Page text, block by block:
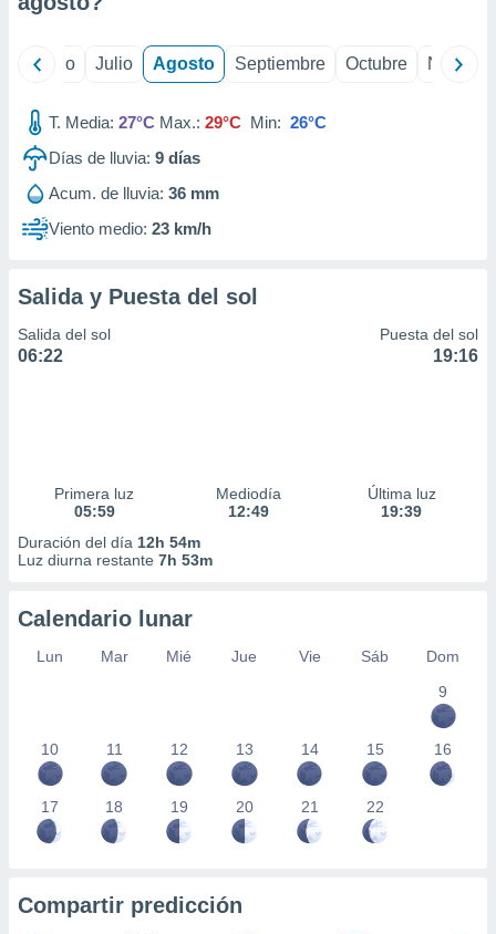
mediante
publicidad
publicidad
1199
Junio Julio Agosto Septiembre Octubre
T. Media: 27°C Max.: 29°C Min: 26°C
Días de lluvia: 9 días
Acum. de lluvia: 36 mm
Viento medio: 23 km/h
Salida y Puesta del sol
Salida del sol
06:22
Puesta del sol
19:16
Primera luz
05:59
Mediodía
12:49
Última luz
19:39
Duración del día 12h 54m
Luz diurna restante 7h 53m
Calendario lunar
Lun Mar Mié Jue Vie Sáb
Dom
9
10 11 12 13 14 15 16
17 18 19 20 21 22
Compartir predicción